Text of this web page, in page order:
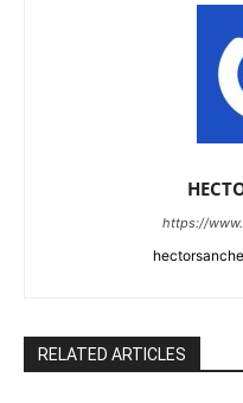
https://
RELATED ARTICLES